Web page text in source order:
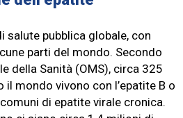
salute pubblica globale, con
parti del mondo. Secondo
della Sanità (OMS), circa 325
mondo vivono con l’epatite B o
di epatite virale cronica.